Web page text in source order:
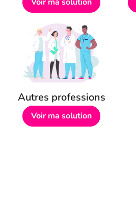
Autres professions
Voir ma solution